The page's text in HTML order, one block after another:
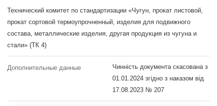
Технический комитет по стандартизации «Чугун, прокат листовой,
прокат сортовой термоупрочненный, изделия для подвижного
состава, металлические изделия, другая продукция из чугуна и
стали» (ТК 4)
Дополнительные данные
Чинність документа скасована з
01.01.2024 згідно з наказом від
17.08.2023 № 207